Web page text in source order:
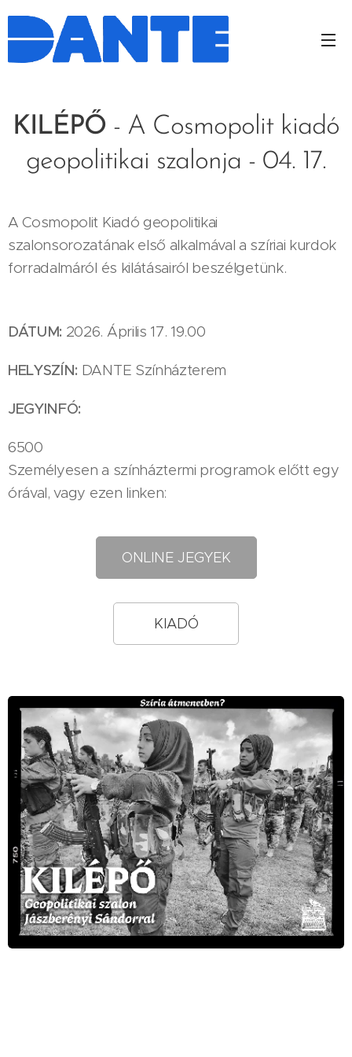
KILÉPŐ - A Cosmopolit kiadó
geopolitikai szalonja - 04. 17.
A Cosmopolit Kiadó geopolitikai
szalonsorozatának első alkalmával a szíriai kurdok
forradalmáról és kilátásairól beszélgetünk.
DÁTUM: 2026. Április 17. 19.00
HELYSZÍN: DANTE Színházterem
JEGYINFÓ:
6500
Személyesen a színháztermi programok előtt egy
órával, vagy ezen linken:
ONLINE JEGYEK
KIADÓ